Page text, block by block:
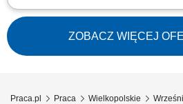
Codzienny kontakt z klientami i wsparcie
zakupowych. Prezentowanie produktów,
proponowanie najlepszych rozwiązań.
koordynowanie ich realizacji. Uzupełnianie
dbanie o atrakcyjny wygląd...
ZOBACZ WIĘCEJ
Praca.pl Praca Wielkopolskie